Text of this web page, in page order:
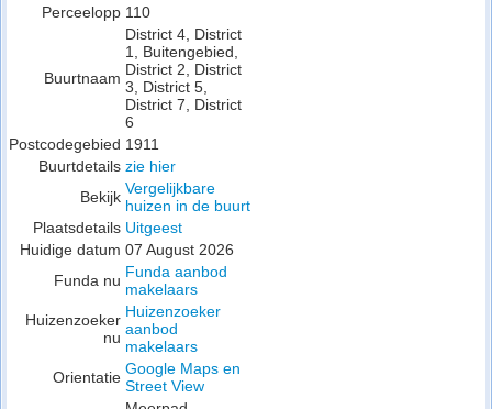
Perceelopp 110
Buurtnaam
District 4, District
1, Buitengebied,
District 2, District
3, District 5,
District 7, District
6
Postcodegebied 1911
Buurtdetails zie hier
Bekijk Vergelijkbare
huizen in de buurt
Plaatsdetails Uitgeest
Huidige datum 07 August 2026
Funda nu Funda aanbod
makelaars
Huizenzoeker
nu
Huizenzoeker
aanbod
makelaars
Orientatie Google Maps en
Street View